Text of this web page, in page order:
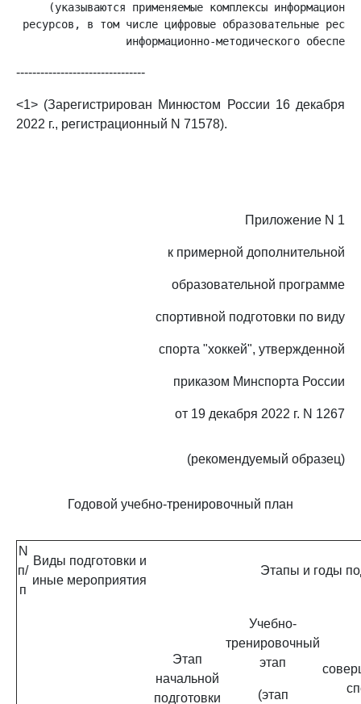
(указываются применяемые комплексы
ресурсов, в том числе цифровые образовательные
--------------------------------
<1> (Зарегистрирован Минюстом России 16 декабря
2022 г., регистрационный N 71578).
Приложение N 1
к примерной дополнительной
образовательной программе
спортивной подготовки по виду
спорта "хоккей", утвержденной
приказом Минспорта России
от 19 декабря 2022 г. N 1267
(рекомендуемый образец)
Годовой учебно-тренировочный план
N
п/
п
Виды подготовки и
иные мероприятия
Этапы и годы
Этап
начальной
подготовки
Учебно-
тренировочный
этап
(этап